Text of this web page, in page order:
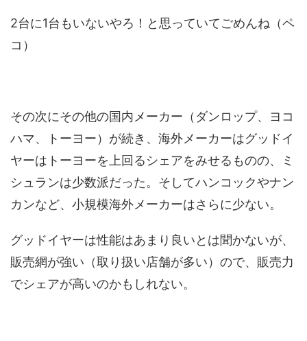
2台に1台もいないやろ！と思っていてごめんね（ペ
コ）
その次にその他の国内メーカー（ダンロップ、ヨコ
ハマ、トーヨー）が続き、海外メーカーはグッドイ
ヤーはトーヨーを上回るシェアをみせるものの、ミ
シュランは少数派だった。そしてハンコックやナン
カンなど、小規模海外メーカーはさらに少ない。
グッドイヤーは性能はあまり良いとは聞かないが、
販売網が強い（取り扱い店舗が多い）ので、販売力
でシェアが高いのかもしれない。